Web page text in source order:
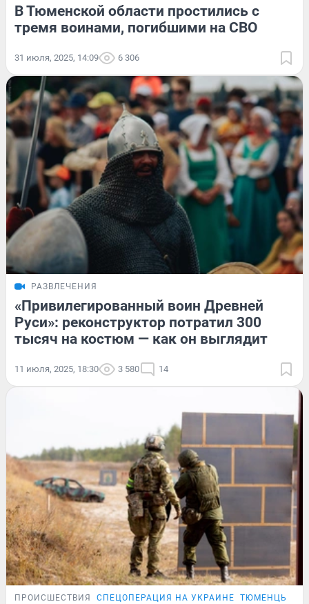
В Тюменской области простились с
тремя воинами, погибшими на СВО
31 июля, 2025, 14:09 6 306
РАЗВЛЕЧЕНИЯ
«Привилегированный воин Древней
Руси»: реконструктор потратил 300
тысяч на костюм — как он выглядит
11 июля, 2025, 18:30 3 580 14
ПРОИСШЕСТВИЯ СПЕЦОПЕРАЦИЯ НА УКРАИНЕ ТЮМЕНЦЫ,